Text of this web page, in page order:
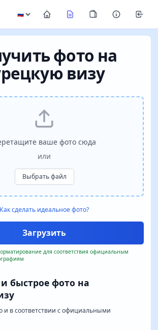
фото на
визу
быстрое фото на
и в соответствии с официальными
ваше фото сюда
или
Выбрать файл
Как сделать идеальное фото?
для соответствия официальным